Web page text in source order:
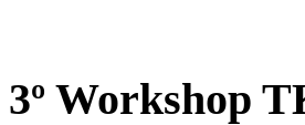
3º Workshop